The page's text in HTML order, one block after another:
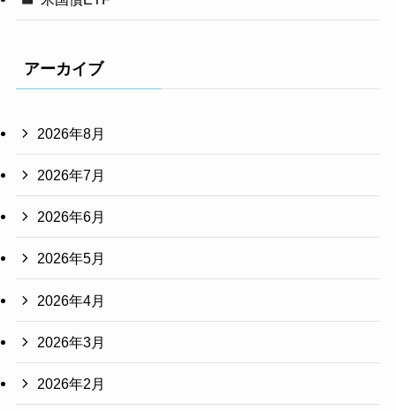
アーカイブ
2026年8月
2026年7月
2026年6月
2026年5月
2026年4月
2026年3月
2026年2月